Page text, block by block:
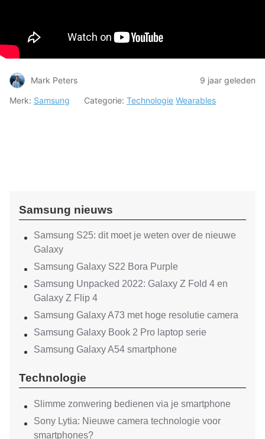
Mark Peters
9 jaar geleden
Merk: Samsung Categorie: Technologie Wearables
Samsung nieuws
Samsung S25: dit moet je weten over de nieuwe
Galaxy
Samsung Galaxy S22 Bora Purple
Samsung Unpacked 2022: Galaxy Z Fold 4 en
Galaxy Z Flip 4
Samsung Galaxy A73 met hoge resolutie camera
Samsung Galaxy Book 2 Pro laptop serie
Samsung Galaxy A54 smartphone
Technologie
Slimme zonwering bedienen via je smartphone
Sony Lytia: Nieuwe camera technologie voor
smartphones?